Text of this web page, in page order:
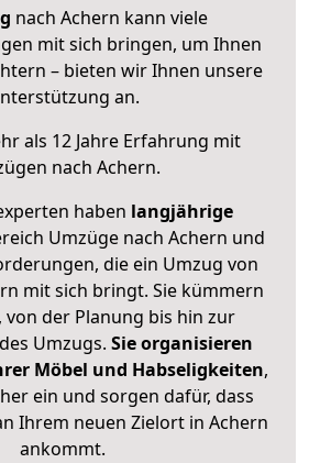
nach Achern kann viele
mit sich bringen, um Ihnen
– bieten wir Ihnen unsere
an.
als 12 Jahre Erfahrung mit
nach Achern.
haben langjährige
Umzüge nach Achern und
die ein Umzug von
mit sich bringt. Sie kümmern
von der Planung bis hin zur
Umzugs. Sie organisieren
Möbel und Habseligkeiten,
ein und sorgen dafür, dass
Ihrem neuen Zielort in Achern
ankommt.